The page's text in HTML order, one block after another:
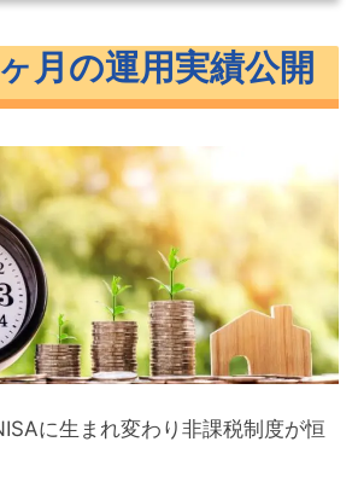
みたて投資枠運用実績
すすめな銘柄
投資枠におすすめの投資信託
枠でおすすめの投資信託
月の運用実績公開
に生まれ変わり非課税制度が恒